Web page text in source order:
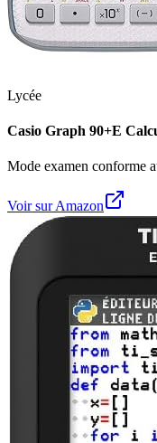
Lycée
Casio Graph 90+E
Mode examen conforme
Voir sur Amazon